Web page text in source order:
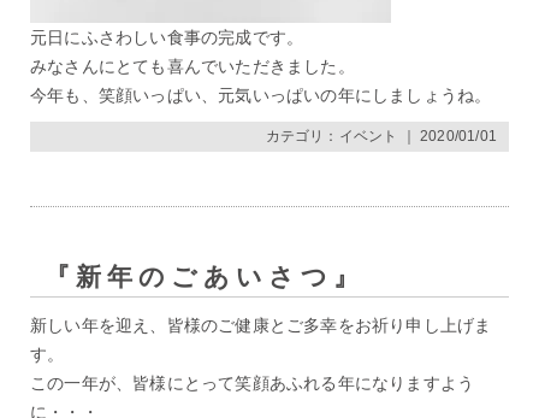
元日にふさわしい食事の完成です。
みなさんにとても喜んでいただきました。
今年も、笑顔いっぱい、元気いっぱいの年にしましょうね。
カテゴリ： イベント ｜ 2020/01/01
『新年のごあいさつ』
新しい年を迎え、皆様のご健康とご多幸をお祈り申し上げま
す。
この一年が、皆様にとって笑顔あふれる年になりますよう
に・・・